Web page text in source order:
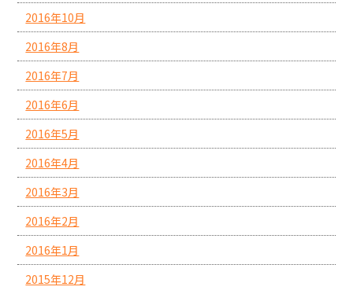
2016年10月
2016年8月
2016年7月
2016年6月
2016年5月
2016年4月
2016年3月
2016年2月
2016年1月
2015年12月